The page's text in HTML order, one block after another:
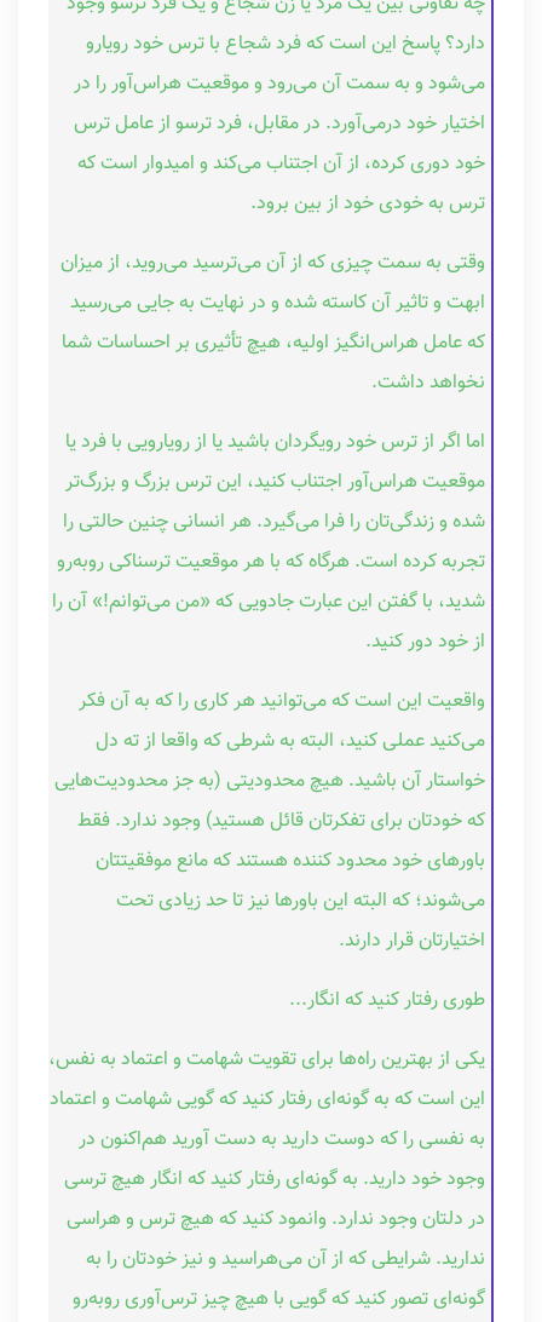
دارد؟ پاسخ این است که فرد شجاع با ترس خود رویارو
می‌شود و به سمت آن می‌رود و موقعیت هراس‌آور را در
اختیار خود درمی‌آورد. در مقابل، فرد ترسو از عامل ترس
خود دوری کرده، از آن اجتناب می‌کند و امیدوار است که
ترس به خودی خود از بین برود.
وقتی به سمت چیزی که از آن می‌ترسید می‌روید، از میزان
ابهت و تاثیر آن کاسته شده و در نهایت به جایی می‌رسید
که عامل هراس‌انگیز اولیه، هیچ تأثیری بر احساسات شما
نخواهد داشت.
اما اگر از ترس خود رویگردان باشید یا از رویارویی با فرد یا
موقعیت هراس‌آور اجتناب کنید، این ترس بزرگ و بزرگ‌تر
شده و زندگی‌تان را فرا می‌گیرد. هر انسانی چنین حالتی را
تجربه کرده است. هرگاه که با هر موقعیت ترسناکی روبه‌رو
شدید، با گفتن این عبارت جادویی که «من می‌توانم!» آن را
از خود دور کنید.
واقعیت این است که می‌توانید هر کاری را که به آن فکر
می‌کنید عملی کنید، البته به شرطی که واقعا از ته دل
خواستار آن باشید. هیچ محدودیتی (به جز محدودیت‌هایی
که خودتان برای تفکرتان قائل هستید) وجود ندارد. فقط
باورهای خود محدود کننده هستند که مانع موفقیتتان
می‌شوند؛ که البته این باورها نیز تا حد زیادی تحت
اختیارتان قرار دارند.
طوری رفتار کنید که انگار...
یکی از بهترین راه‌ها برای تقویت شهامت و اعتماد به نفس،
این است که به گونه‌ای رفتار کنید که گویی شهامت و اعتماد
به نفسی را که دوست دارید به دست آورید هم‌اکنون در
وجود خود دارید. به گونه‌ای رفتار کنید که انگار هیچ ترسی
در دلتان وجود ندارد. وانمود کنید که هیچ ترس و هراسی
ندارید. شرایطی که از آن می‌هراسید و نیز خودتان را به
گونه‌ای تصور کنید که گویی با هیچ چیز ترس‌آوری روبه‌رو